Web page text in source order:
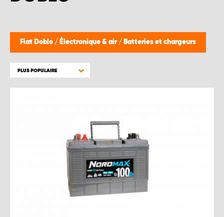
Fiat Doblo / Électronique & air / Batteries et chargeurs
PLUS POPULAIRE